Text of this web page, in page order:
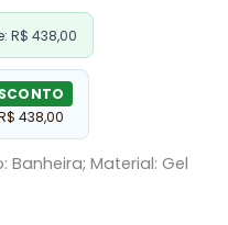
R$ 438,00
438,00
Banheira; Material: Gel